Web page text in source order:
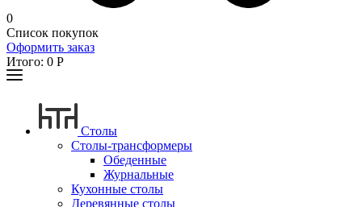
0
Список покупок
Оформить заказ
Итого: 0 Р
Столы
Столы-трансформеры
Обеденные
Журнальные
Кухонные столы
Деревянные столы